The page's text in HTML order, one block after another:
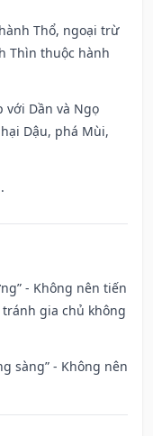
Thổ, ngoại trừ
Thìn thuộc hành
với Dần và Ngọ
Dậu, phá Mùi,
- Không nên tiến
gia chủ không
sàng” - Không nên